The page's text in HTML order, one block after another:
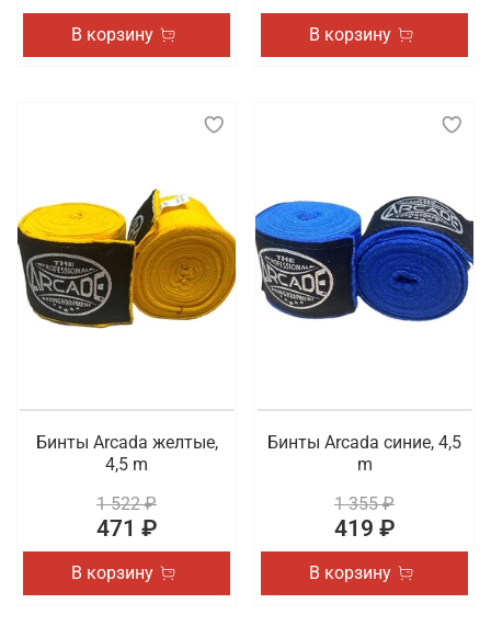
В корзину В корзину
Бинты Arcada желтые,
4,5 m
1 522 ₽
471 ₽
В корзину
Бинты Arcada синие, 4,5
m
1 355 ₽
419 ₽
В корзину